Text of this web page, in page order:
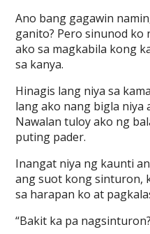
Ano bang gagawin
ganito? Pero sinunod ko
ako sa magkabila kong
sa kanya.
Hinagis lang niya sa
lang ako nang bigla niya
Nawalan tuloy ako ng
puting pader.
Inangat niya ng kaunti
ang suot kong sinturon,
sa harapan ko at
“Bakit ka pa